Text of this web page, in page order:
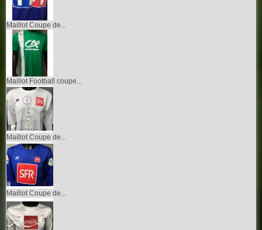
Maillot Coupe de...
Maillot Football coupe...
Maillot Coupe de...
Maillot Coupe de...